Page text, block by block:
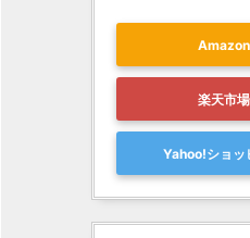
楽天市
Yahoo!ショッ